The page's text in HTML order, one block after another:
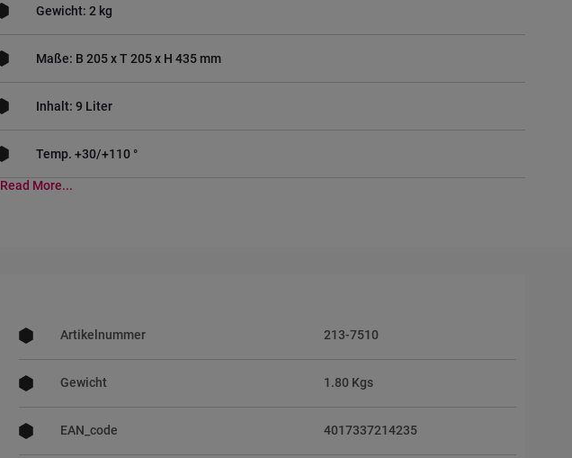
Gewicht: 2 kg
Maße: B 205 x T 205 x H 435 mm
Inhalt: 9 Liter
Temp. +30/+110 °
Read More...
informatieArtikelnummer 213-7510
Gewicht 1.80 Kgs
EAN_code 4017337214235